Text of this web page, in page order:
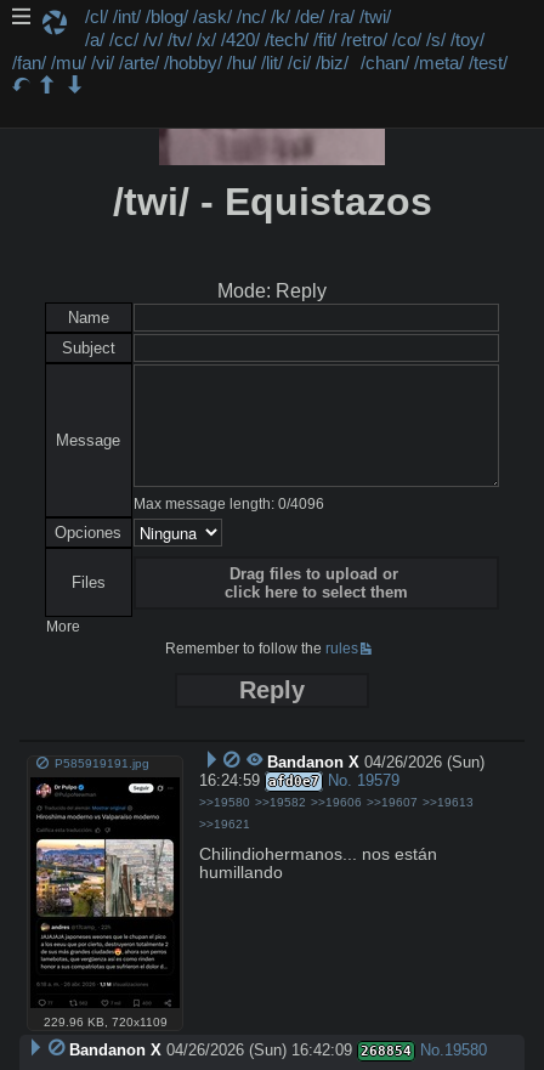
/cl/ /int/ /blog/ /ask/ /nc/ /k/ /de/ /ra/ /twi/
/a/ /cc/ /v/ /tv/ /x/ /420/ /tech/ /fit/ /retro/ /co/ /s/ /toy/
/fan/ /mu/ /vi/ /arte/ /hobby/ /hu/ /lit/ /ci/ /biz/ /chan/ /meta/ /test/
/twi/ - Equistazos
Mode: Reply
Name
Subject
Message
Max message length: 0/4096
Opciones
Files
Drag files to upload or
click here to select them
More
Remember to follow therules
Reply
P585919191.jpg
229.96 KB 720x1109
Bandanon X 04/26/2026 (Sun)
16:24:59 afd0e7 No. 19579
>>19580 >>19582 >>19606 >>19607 >>19613
>>19621
Chilindiohermanos... nos están
humillando
Bandanon X 04/26/2026 (Sun) 16:42:09 268854 No.19580